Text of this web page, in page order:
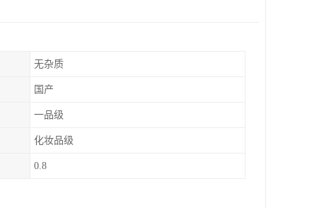
无杂质
国产
一品级
化妆品级
0.8